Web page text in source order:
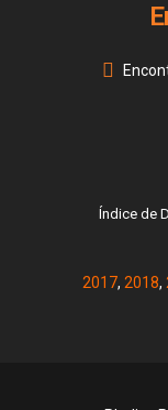
Índice de
2017, 2018,